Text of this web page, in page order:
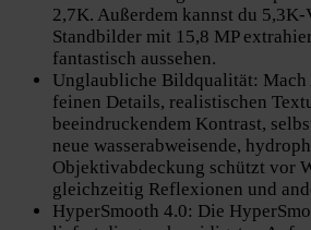
2,7K. Außerdem kannst du
Standbilder mit 15,8 MP
fantastisch aussehen.
Unglaubliche Bildqualität: Mach
feinen Details, realistischen
beeindruckendem Kontrast,
neue wasserabweisende,
Objektivabdeckung schützt vor
gleichzeitig Reflexionen und
HyperSmooth 4.0: Die